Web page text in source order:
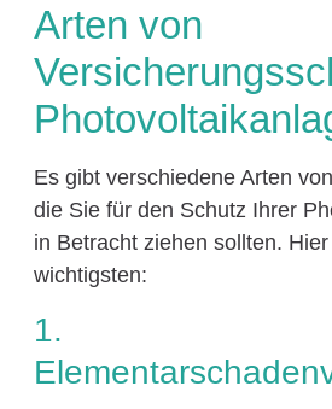
Arten von
Es gibt verschiedene Arten
die Sie für den Schutz Ihrer
in Betracht ziehen sollten.
wichtigsten:
1.